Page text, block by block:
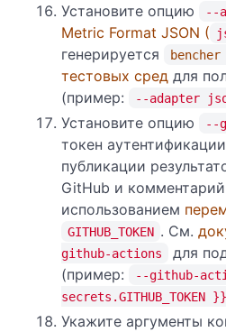
Установите опцию
--
Metric Format JSON (
генерируется
bencher
тестовых сред для
(пример:
--adapter
Установите опцию
--
токен
публикации
GitHub и
использованием
GITHUB_TOKEN . См.
github-actions
для
(пример:
--github-
secrets.GITHUB_TOKEN
Укажите аргументы